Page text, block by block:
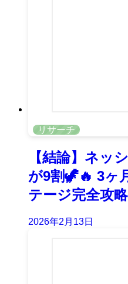
リサーチ
【結論】ネッ
が9割🦖🔥 3ヶ
テージ完全攻
2026年2月13日